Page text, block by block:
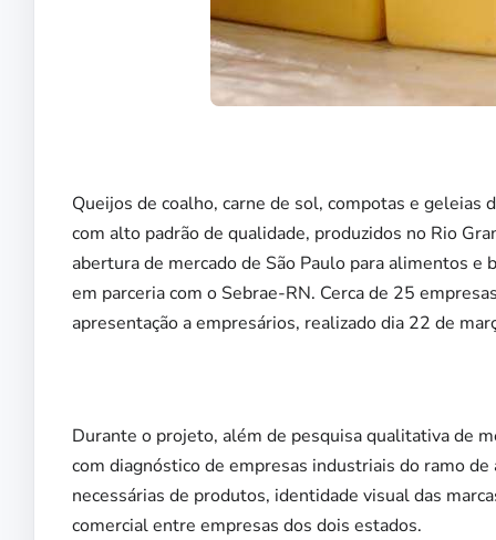
Queijos de coalho, carne de sol, compotas e
com alto padrão de qualidade, produzidos no Rio
abertura de mercado de São Paulo para alimentos e
em parceria com o Sebrae-RN. Cerca de 25
apresentação a empresários, realizado dia 22 de
Durante o projeto, além de pesquisa qualitativa de
com diagnóstico de empresas industriais do ramo
necessárias de produtos, identidade visual das
comercial entre empresas dos dois estados.